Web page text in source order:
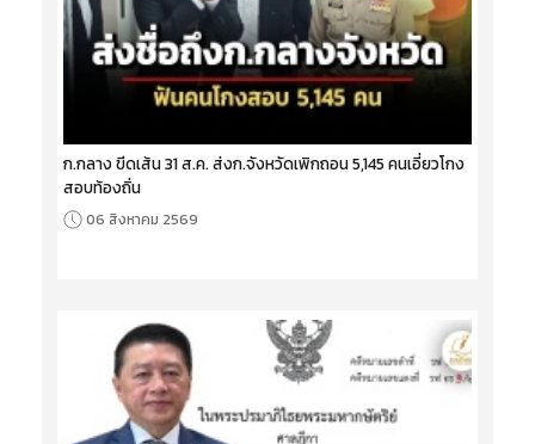
ก.กลาง ขีดเส้น 31 ส.ค. ส่งก.จังหวัดเพิกถอน 5,145 คนเอี่ยวโกง
สอบท้องถิ่น
06 สิงหาคม 2569